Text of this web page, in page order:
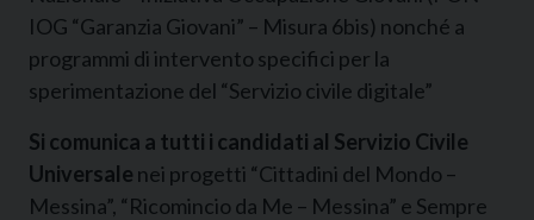
IOG “Garanzia Giovani” – Misura 6bis) nonché a
programmi di intervento specifici per la
sperimentazione del “Servizio civile digitale”
Si comunica a tutti i candidati al Servizio Civile
Universale nei progetti “Cittadini del Mondo –
Messina”, “Ricomincio da Me – Messina” e Sempre